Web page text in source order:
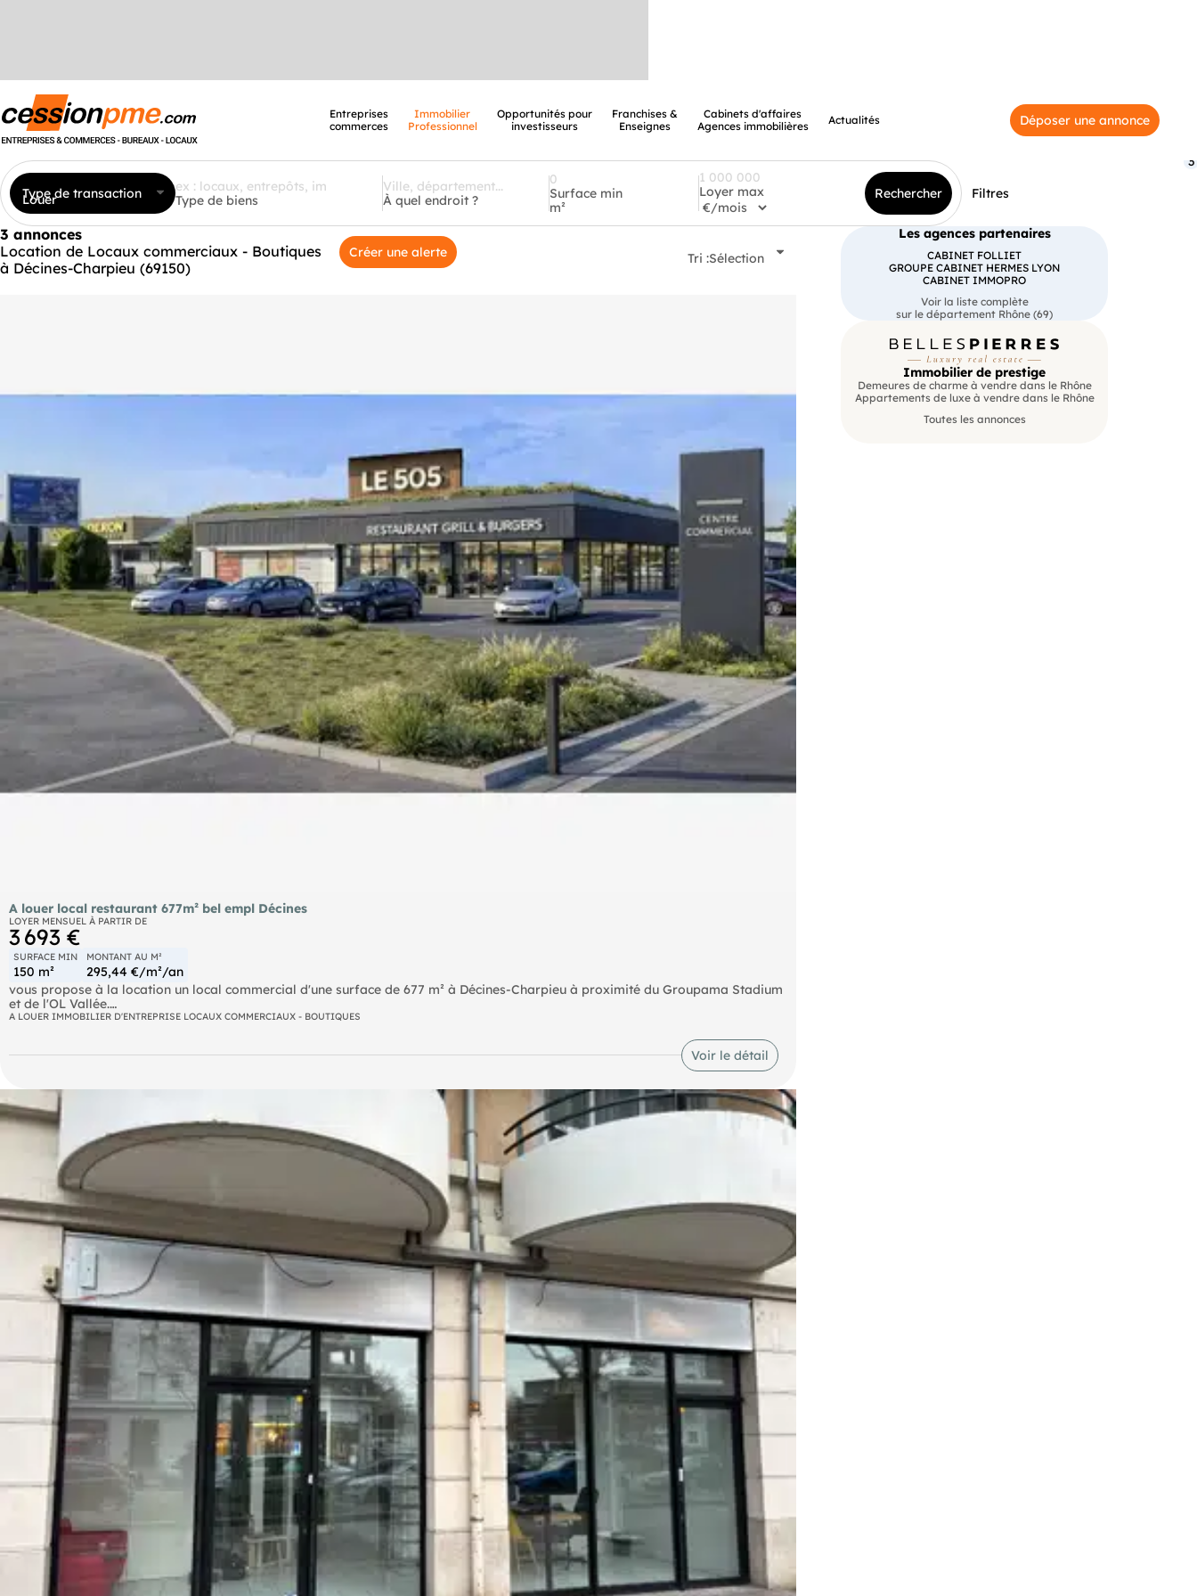
Entreprises
commerces
Immobilier
Professionnel
Opportunités pour
investisseurs
Franchises &
Enseignes
Cabinets d'affaires
Agences immobilières
Actualités Déposer une annonce
Type de transaction
Louer Type de biens À quel endroit ?
Surface min
m²
Loyer max Rechercher Filtres
3
3 annonces
Location de Locaux commerciaux - Boutiques
à Décines-Charpieu (69150)
Créer une alerte Tri :Sélection
A louer local restaurant 677m² bel empl Décines
LOYER MENSUEL À PARTIR DE
3 693 €
SURFACE MIN
150 m²
MONTANT AU M²
295,44 €/m²/an
vous propose à la location un local commercial d'une surface de 677 m² à Décines-Charpieu à proximité du Groupama Stadium
et de l'OL Vallée.
avec un flux constant de véhicules et d'une proximité immédiate aux grands pôles d'attractivité de l'Est Lyonnais. Emplacement
idéalement desservi par le réseau de transports en commun avec bus et tramway à proximité immédiate.
Cet emplacement est idéal pour une grande enseigne ou une brasserie et sa terrasse extérieure est un vrai atout.
Contactez nous pour organiser une visite et découvrir tout le potentiel de ce local.
A LOUER IMMOBILIER D'ENTREPRISE LOCAUX COMMERCIAUX - BOUTIQUES
Voir le détail
Les agences partenaires
CABINET FOLLIET
GROUPE CABINET HERMES LYON
CABINET IMMOPRO
Voir la liste complète
sur le département Rhône (69)
Immobilier de prestige
Demeures de charme à vendre dans le Rhône
Appartements de luxe à vendre dans le Rhône
Toutes les annonces